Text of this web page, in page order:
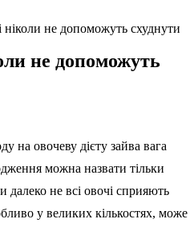
ніколи не допоможуть схуднути
не допоможуть
на овочеву дієту зайва вага
можна назвати тільки
далеко не всі овочі сприяють
у великих кількостях, може